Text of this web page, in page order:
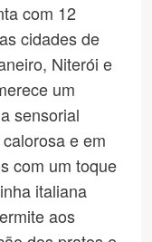
com 12
cidades de
Niterói e
um
sensorial
e em
com um toque
italiana
aos